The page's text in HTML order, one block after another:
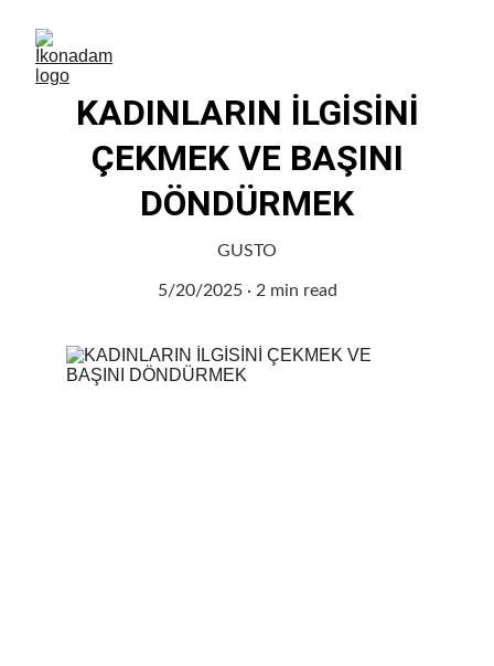
KADINLARIN İLGİSİNİ
ÇEKMEK VE BAŞINI
DÖNDÜRMEK
GUSTO
5/20/2025 2 min read